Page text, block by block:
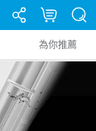
為你推薦